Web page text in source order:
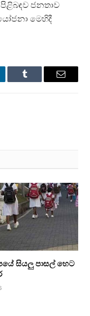
ජනතාව
මෙහිදී
Tumblr Email
සියලු පාසල් හෙට